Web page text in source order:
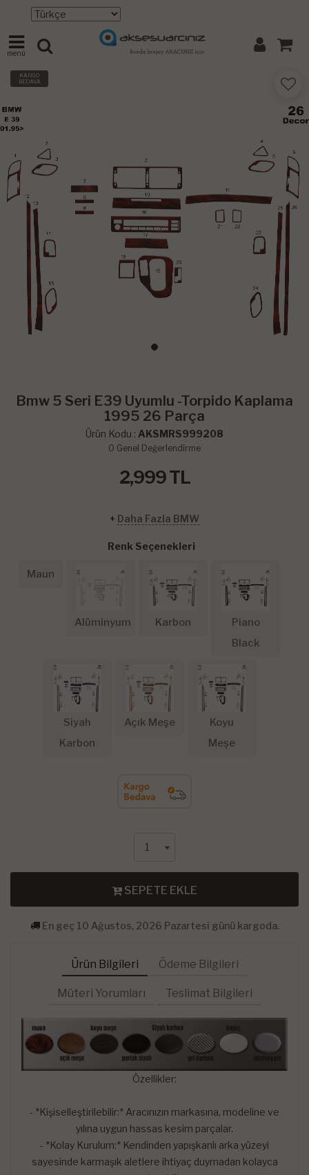
menü
KARGO
BEDAVA
Bmw 5 Seri E39 Uyumlu -Torpido Kaplama
1995 26 Parça
Ürün Kodu : AKSMRS999208
0 Genel Değerlendirme
2,999TL
+ Daha Fazla BMW
Renk Seçenekleri
Maun
Alüminyum Karbon
Piano
Black
Siyah
Karbon
Açık Meşe
Koyu
Meşe
SEPETE EKLE
En geç 10 Ağustos, 2026 Pazartesi günü kargoda.
Ürün Bilgileri Ödeme Bilgileri
Müteri Yorumları Teslimat Bilgileri
Özellikler:
- *Kişiselleştirilebilir:* Aracınızın markasına, modeline ve
yılına uygun hassas kesim parçalar.
- *Kolay Kurulum:* Kendinden yapışkanlı arka yüzeyi
sayesinde karmaşık aletlere ihtiyaç duymadan kolayca